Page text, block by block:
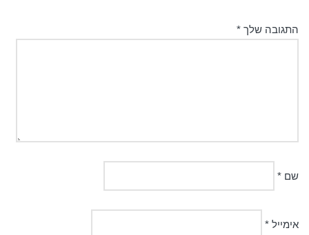
התגובה שלך *
שם *
אימייל *